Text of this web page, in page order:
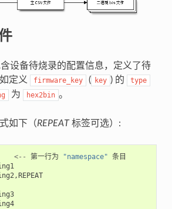
设备待烧录的配置信息，定义了待
定义
firmware_key ( key ) 的 type
为 hex2bin 。
如下（REPEAT标签可选）:
<-- 第一行为 "namespace" 条目
, REPEAT